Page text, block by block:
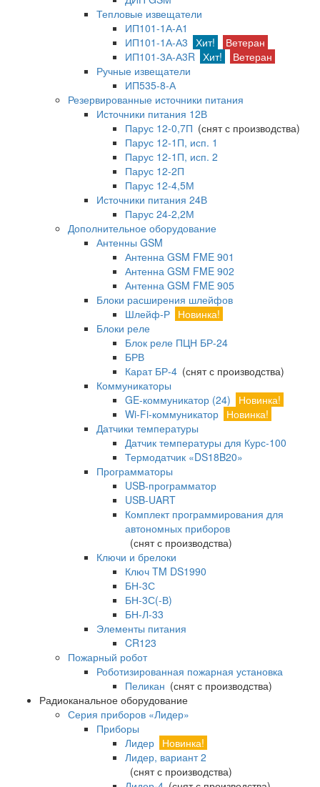
Тепловые извещатели
ИП101-1А-А1
ИП101-1А-А3 Хит!
Ветеран
ИП101-3А-А3R Хит!
Ветеран
Ручные извещатели
ИП535-8-А
Резервированные источники питания
Источники питания 12В
Парус 12-0,7П (снят с производства)
Парус 12-1П, исп. 1
Парус 12-1П, исп. 2
Парус 12-2П
Парус 12-4,5М
Источники питания 24В
Парус 24-2,2М
Дополнительное оборудование
Антенны GSM
Антенна GSM FME 901
Антенна GSM FME 902
Антенна GSM FME 905
Блоки расширения шлейфов
Шлейф-Р Новинка!
Блоки реле
Блок реле ПЦН БР-24
БРВ
Карат БР-4 (снят с производства)
Коммуникаторы
GE-коммуникатор (24)
Новинка!
Wi-Fi-коммуникатор Новинка!
Датчики температуры
Датчик температуры для Курс-100
Термодатчик «DS18B20»
Программаторы
USB-программатор
USB-UART
Комплект программирования для
автономных приборов
(снят с производства)
Ключи и брелоки
Ключ TM DS1990
БН-3С
БН-3С(-В)
БН-Л-33
Элементы питания
CR123
Пожарный робот
Роботизированная пожарная установка
Пеликан (снят с производства)
Радиоканальное оборудование
Серия приборов «Лидер»
Приборы
Лидер Новинка!
Лидер, вариант 2
(снят с производства)